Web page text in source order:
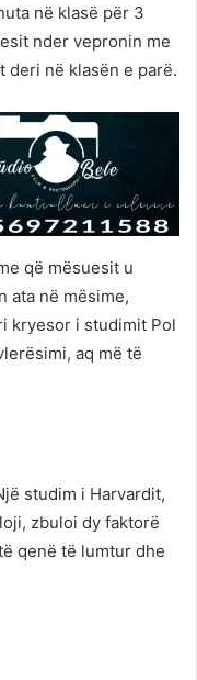
në klasë për 3
nder vepronin me
deri në klasën e parë.
që mësuesit u
ata në mësime,
kryesor i studimit Pol
aq më të
studim i Harvardit,
zbuloi dy faktorë
qenë të lumtur dhe